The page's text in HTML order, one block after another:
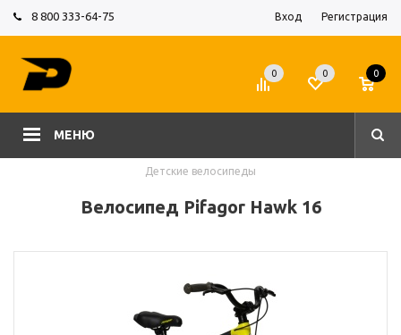
8 800 333-64-75 Вход Регистрация
МЕНЮ
0 0 0
Детские велосипеды
Велосипед Pifagor Hawk 16